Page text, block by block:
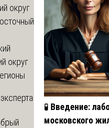
🧪 Введение:
московского
округ
округ